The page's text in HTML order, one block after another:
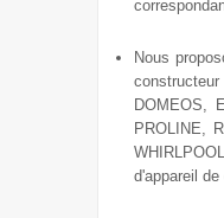
Nous
DOMEOS,
PROLINE,
d'appareil